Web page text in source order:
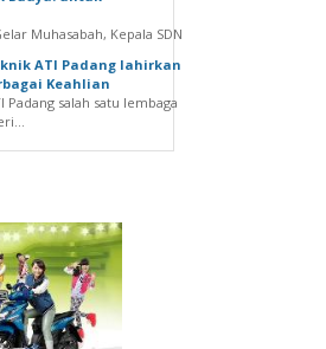
Muhasabah, Kepala SDN
ATI Padang lahirkan
Keahlian
Padang salah satu lembaga